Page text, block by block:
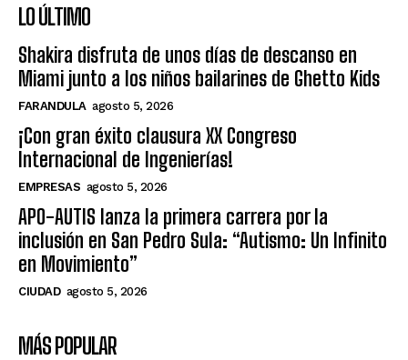
LO ÚLTIMO
Shakira disfruta de unos días de descanso en
Miami junto a los niños bailarines de Ghetto Kids
FARANDULA agosto 5, 2026
¡Con gran éxito clausura XX Congreso
Internacional de Ingenierías!
EMPRESAS agosto 5, 2026
APO-AUTIS lanza la primera carrera por la
inclusión en San Pedro Sula: “Autismo: Un Infinito
en Movimiento”
CIUDAD agosto 5, 2026
MÁS POPULAR